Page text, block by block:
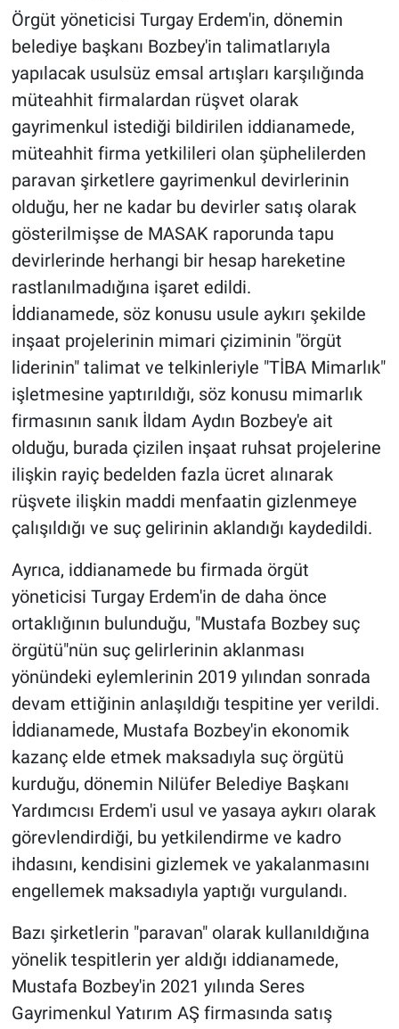
Örgüt yöneticisi Turgay Erdem'in, dönemin
belediye başkanı Bozbey'in talimatlarıyla
yapılacak usulsüz emsal artışları karşılığında
müteahhit firmalardan rüşvet olarak
gayrimenkul istediği bildirilen iddianamede,
müteahhit firma yetkilileri olan şüphelilerden
paravan şirketlere gayrimenkul devirlerinin
olduğu, her ne kadar bu devirler satış olarak
gösterilmişse de MASAK raporunda tapu
devirlerinde herhangi bir hesap hareketine
rastlanılmadığına işaret edildi.
İddianamede, söz konusu usule aykırı şekilde
inşaat projelerinin mimari çiziminin "örgüt
liderinin" talimat ve telkinleriyle "TİBA Mimarlık"
işletmesine yaptırıldığı, söz konusu mimarlık
firmasının sanık İldam Aydın Bozbey'e ait
olduğu, burada çizilen inşaat ruhsat projelerine
ilişkin rayiç bedelden fazla ücret alınarak
rüşvete ilişkin maddi menfaatin gizlenmeye
çalışıldığı ve suç gelirinin aklandığı kaydedildi.
Ayrıca, iddianamede bu firmada örgüt
yöneticisi Turgay Erdem'in de daha önce
ortaklığının bulunduğu, "Mustafa Bozbey suç
örgütü"nün suç gelirlerinin aklanması
yönündeki eylemlerinin 2019 yılından sonrada
devam ettiğinin anlaşıldığı tespitine yer verildi.
İddianamede, Mustafa Bozbey'in ekonomik
kazanç elde etmek maksadıyla suç örgütü
kurduğu, dönemin Nilüfer Belediye Başkanı
Yardımcısı Erdem'i usul ve yasaya aykırı olarak
görevlendirdiği, bu yetkilendirme ve kadro
ihdasını, kendisini gizlemek ve yakalanmasını
engellemek maksadıyla yaptığı vurgulandı.
Bazı şirketlerin "paravan" olarak kullanıldığına
yönelik tespitlerin yer aldığı iddianamede,
Mustafa Bozbey'in 2021 yılında Seres
Gayrimenkul Yatırım AŞ firmasında satış